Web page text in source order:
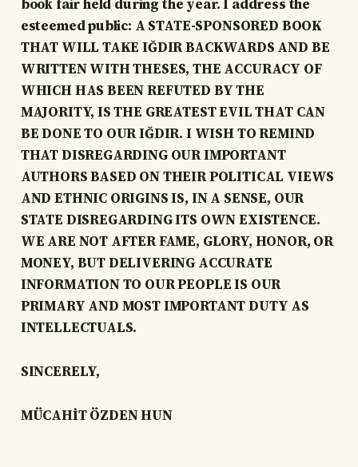
book fair held during the year. I address the
esteemed public: A STATE-SPONSORED BOOK
THAT WILL TAKE IĞDIR BACKWARDS AND BE
WRITTEN WITH THESES, THE ACCURACY OF
WHICH HAS BEEN REFUTED BY THE
MAJORITY, IS THE GREATEST EVIL THAT CAN
BE DONE TO OUR IĞDIR. I WISH TO REMIND
THAT DISREGARDING OUR IMPORTANT
AUTHORS BASED ON THEIR POLITICAL VIEWS
AND ETHNIC ORIGINS IS, IN A SENSE, OUR
STATE DISREGARDING ITS OWN EXISTENCE.
WE ARE NOT AFTER FAME, GLORY, HONOR, OR
MONEY, BUT DELIVERING ACCURATE
INFORMATION TO OUR PEOPLE IS OUR
PRIMARY AND MOST IMPORTANT DUTY AS
INTELLECTUALS.
SINCERELY,
MÜCAHİT ÖZDEN HUN